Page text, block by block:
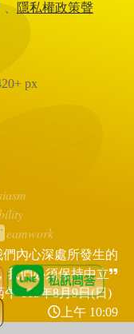
、
隱私權政策聲
px
eamwork
們內心深處所發生的
我們必須保持中立
115年8月9日(日)
上午 10:09